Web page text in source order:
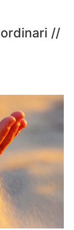
//